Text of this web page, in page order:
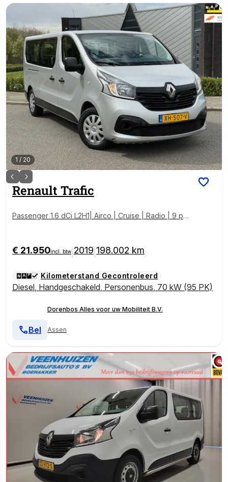
1 / 20
Renault Trafic
Passenger 1.6 dCi L2H1| Airco | Cruise | Radio | 9 per
€ 21.950incl. btw 2019 198.002 km
Kilometerstand Gecontroleerd
Diesel, Handgeschakeld, Personenbus, 70 kW (95 PK)
Dorenbos Alles voor uw Mobiliteit B.V.
Assen
Bel